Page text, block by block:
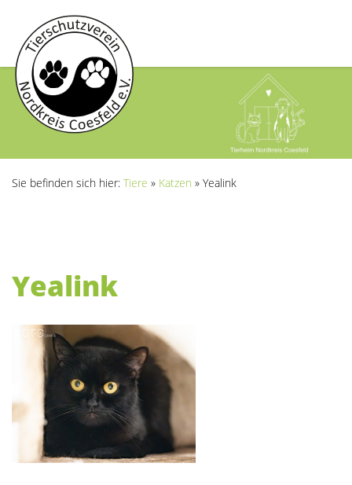
Sie befinden sich hier: Tiere » Katzen » Yealink
Yealink